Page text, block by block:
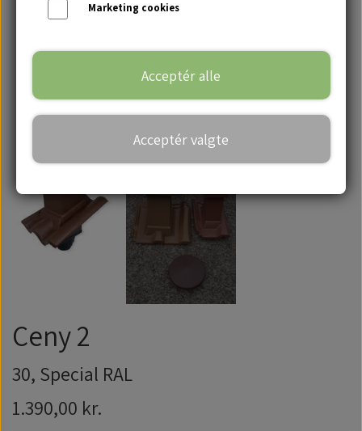
Handelsbetingelser
Ceny 2
30, Special RAL
1.390,00 kr.
Marketing cookies
Acceptér alle
Acceptér valgte